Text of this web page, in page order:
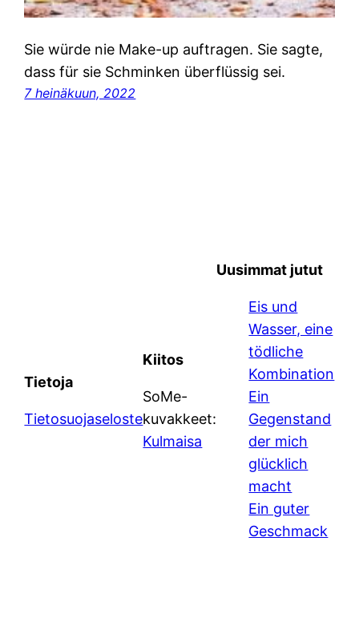
Sie würde nie Make-up auftragen. Sie sagte,
dass für sie Schminken überflüssig sei.
7 heinäkuun, 2022
Tietoja
Tietosuojaseloste
Kiitos
SoMe-
kuvakkeet:
Kulmaisa
Uusimmat jutut
Eis und
Wasser, eine
tödliche
Kombination
Ein
Gegenstand
der mich
glücklich
macht
Ein guter
Geschmack